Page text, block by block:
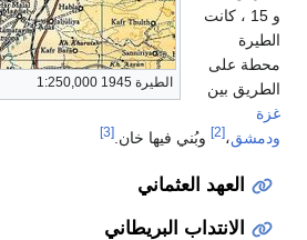
الطيرة 1945 1:250,000
و 15 ، كانت
الطيرة
محطة على
الطريق بين
غزة
ودمشق،[2] وبُني فيها خان. [3]
العهد العثماني
الانتداب البريطاني